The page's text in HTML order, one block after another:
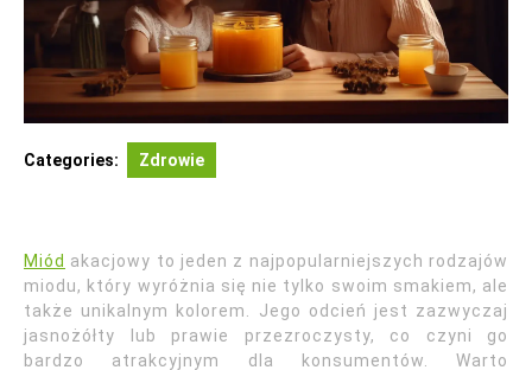
Categories: Zdrowie
Miód akacjowy to jeden z najpopularniejszych rodzajów
miodu, który wyróżnia się nie tylko swoim smakiem, ale
także unikalnym kolorem. Jego odcień jest zazwyczaj
jasnożółty lub prawie przezroczysty, co czyni go
bardzo atrakcyjnym dla konsumentów. Warto